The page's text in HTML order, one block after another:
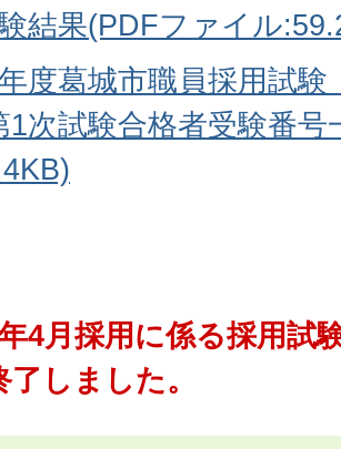
結果(PDFファイル
度葛城市職員採用試験
1次試験合格者受験番
4月採用に係る採用試
了しました。